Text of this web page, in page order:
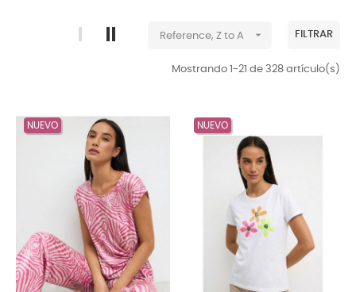
Reference, Z to A  FILTRAR
Mostrando 1-21 de 328 artículo(s)
NUEVO NUEVO